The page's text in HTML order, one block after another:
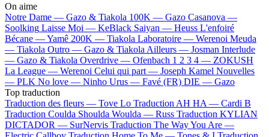
On aime
Notre Dame — Gazo & Tiakola 100K — Gazo Casanova —
Soolking Laisse Moi — KeBlack Saiyan — Heuss L'enfoiré
Bécane —Yamê 200K — Tiakola Laboratoire — Werenoi Meuda
— Tiakola Outro — Gazo & Tiakola Ailleurs — Josman Interlude
— Gazo & Tiakola Overdrive — Ofenbach 1 2 3 4 — ZOKUSH
La League — Werenoi Celui qui part — Joseph Kamel Nouvelles
— PLK No love — Ninho Urus — Favé (FR) DIE — Gazo
Top traduction
Traduction des fleurs — Tove Lo Traduction AH HA — Cardi B
Traduction Coulda Shoulda Woulda — Russ Traduction KYLIAN
DICTADOR — SurNervis Traduction The Way You Are —